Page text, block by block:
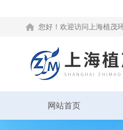
您好！欢迎访问上海植茂
网站首页